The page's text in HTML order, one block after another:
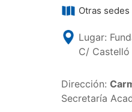
Otras sedes
Lugar:
C/
Dirección:
Secretaría